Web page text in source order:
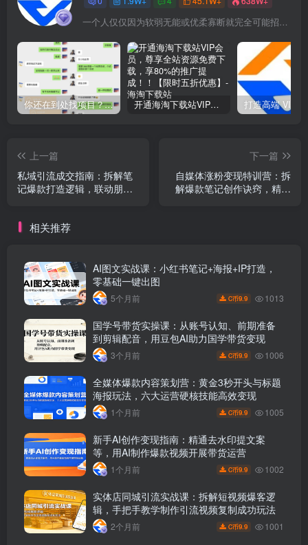
一个人仅仅因为软弱无能或优柔寡断就完全可能招致痛苦
你还在到处找项目？还在当韭菜？我靠网创资源站一个月收入5万+，曾经我也是个失败者。 开通海淘下载站VIP会员，尊享全站资源免费下载，享80%的推广提成！！【限时五折优惠】
上一篇
私域引流成交指南：拆解笔
记爆款打造逻辑，联动朋友
下一篇
自媒体涨粉变现特训营：拆
解爆款笔记创作诀窍，精通
相关推荐
AI图文实战课：小红书笔记+海报+IP打造，
零基础一键出图
5个月前 C币9.9 1013
国学号带货实操课：从账号认知、前期准备
到剪辑配音，用豆包AI助力国学带货变现
3个月前 C币9.9 1006
全媒体爆款内容策划营：黄金3秒开头与标题
海报玩法，六大运营硬核技能高效变现
1个月前 C币9.9 1005
新手AI创作变现指南：精通去水印提文案
等，用AI制作爆款视频开展带货运营
1个月前 C币9.9 1002
实体店同城引流实战课：拆解短视频爆客逻
辑，手把手教学制作引流视频复制成功玩法
2个月前 C币9.9 1001